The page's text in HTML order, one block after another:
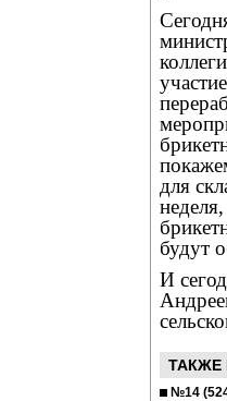
для
неделя,
будут
И
ТАКЖЕ
№14